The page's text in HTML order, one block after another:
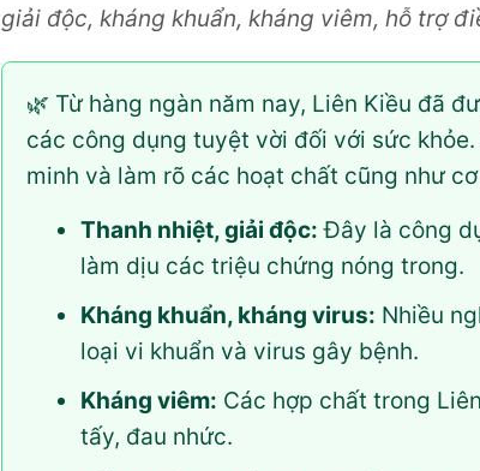
giải độc, kháng khuẩn, kháng viêm, hỗ trợ
🌿 Từ hàng ngàn năm nay, Liên Kiều đã
các công dụng tuyệt vời đối với sức
minh và làm rõ các hoạt chất cũng như
Thanh nhiệt, giải độc: Đây là công
làm dịu các triệu chứng nóng trong.
Kháng khuẩn, kháng virus: Nhiều
loại vi khuẩn và virus gây bệnh.
Kháng viêm: Các hợp chất trong
tấy, đau nhức.